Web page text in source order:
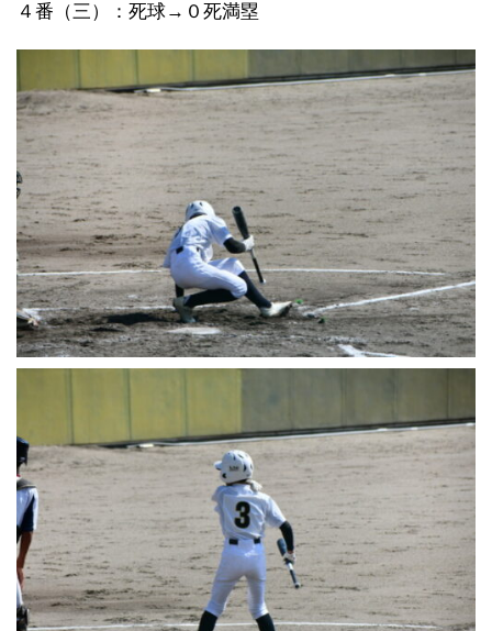
４番（三）：死球→０死満塁